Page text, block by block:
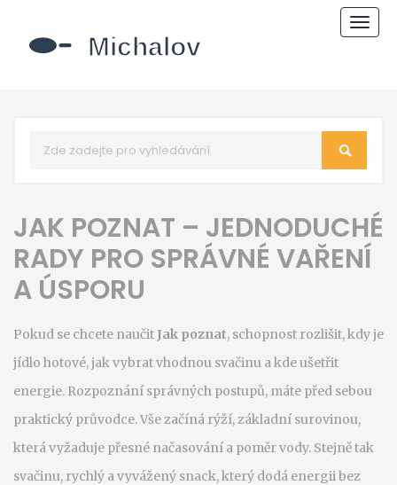
JAK POZNAT – JEDNODUCHÉ
RADY PRO SPRÁVNÉ VAŘENÍ
A ÚSPORU
Pokud se chcete naučit Jak poznat, schopnost rozlišit, kdy je
jídlo hotové, jak vybrat vhodnou svačinu a kde ušetřit
energie. Rozpoznání správných postupů, máte před sebou
praktický průvodce. Vše začíná rýží,základní surovinou,
která vyžaduje přesné načasování a poměr vody. Stejně tak
svačinu, rychlý a vyvážený snack, který dodá energii bez